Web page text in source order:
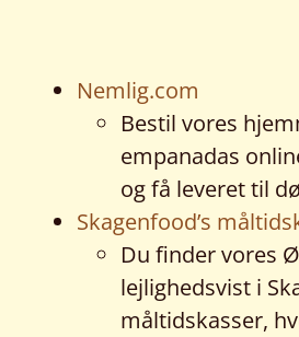
Nemlig.com
Bestil vores
empanadas
og få leveret til
Skagenfood’s
Du finder vores
lejlighedsvist i
måltidskasser,